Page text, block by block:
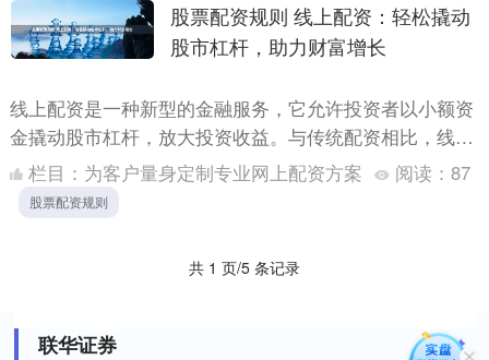
股票配资规则 线上配资：轻松撬动
股市杠杆，助力财富增长
线上配资是一种新型的金融服务，它允许投资者以小额资
金撬动股市杠杆，放大投资收益。与传统配资相比，线上
配资具有以下优势： 期货配资的核心优势在于杠杆作
用。投资者只....
栏目： 为客户量身定制专业网上配资方案 阅读： 87
股票配资规则
共 1 页/5 条记录
联华证券